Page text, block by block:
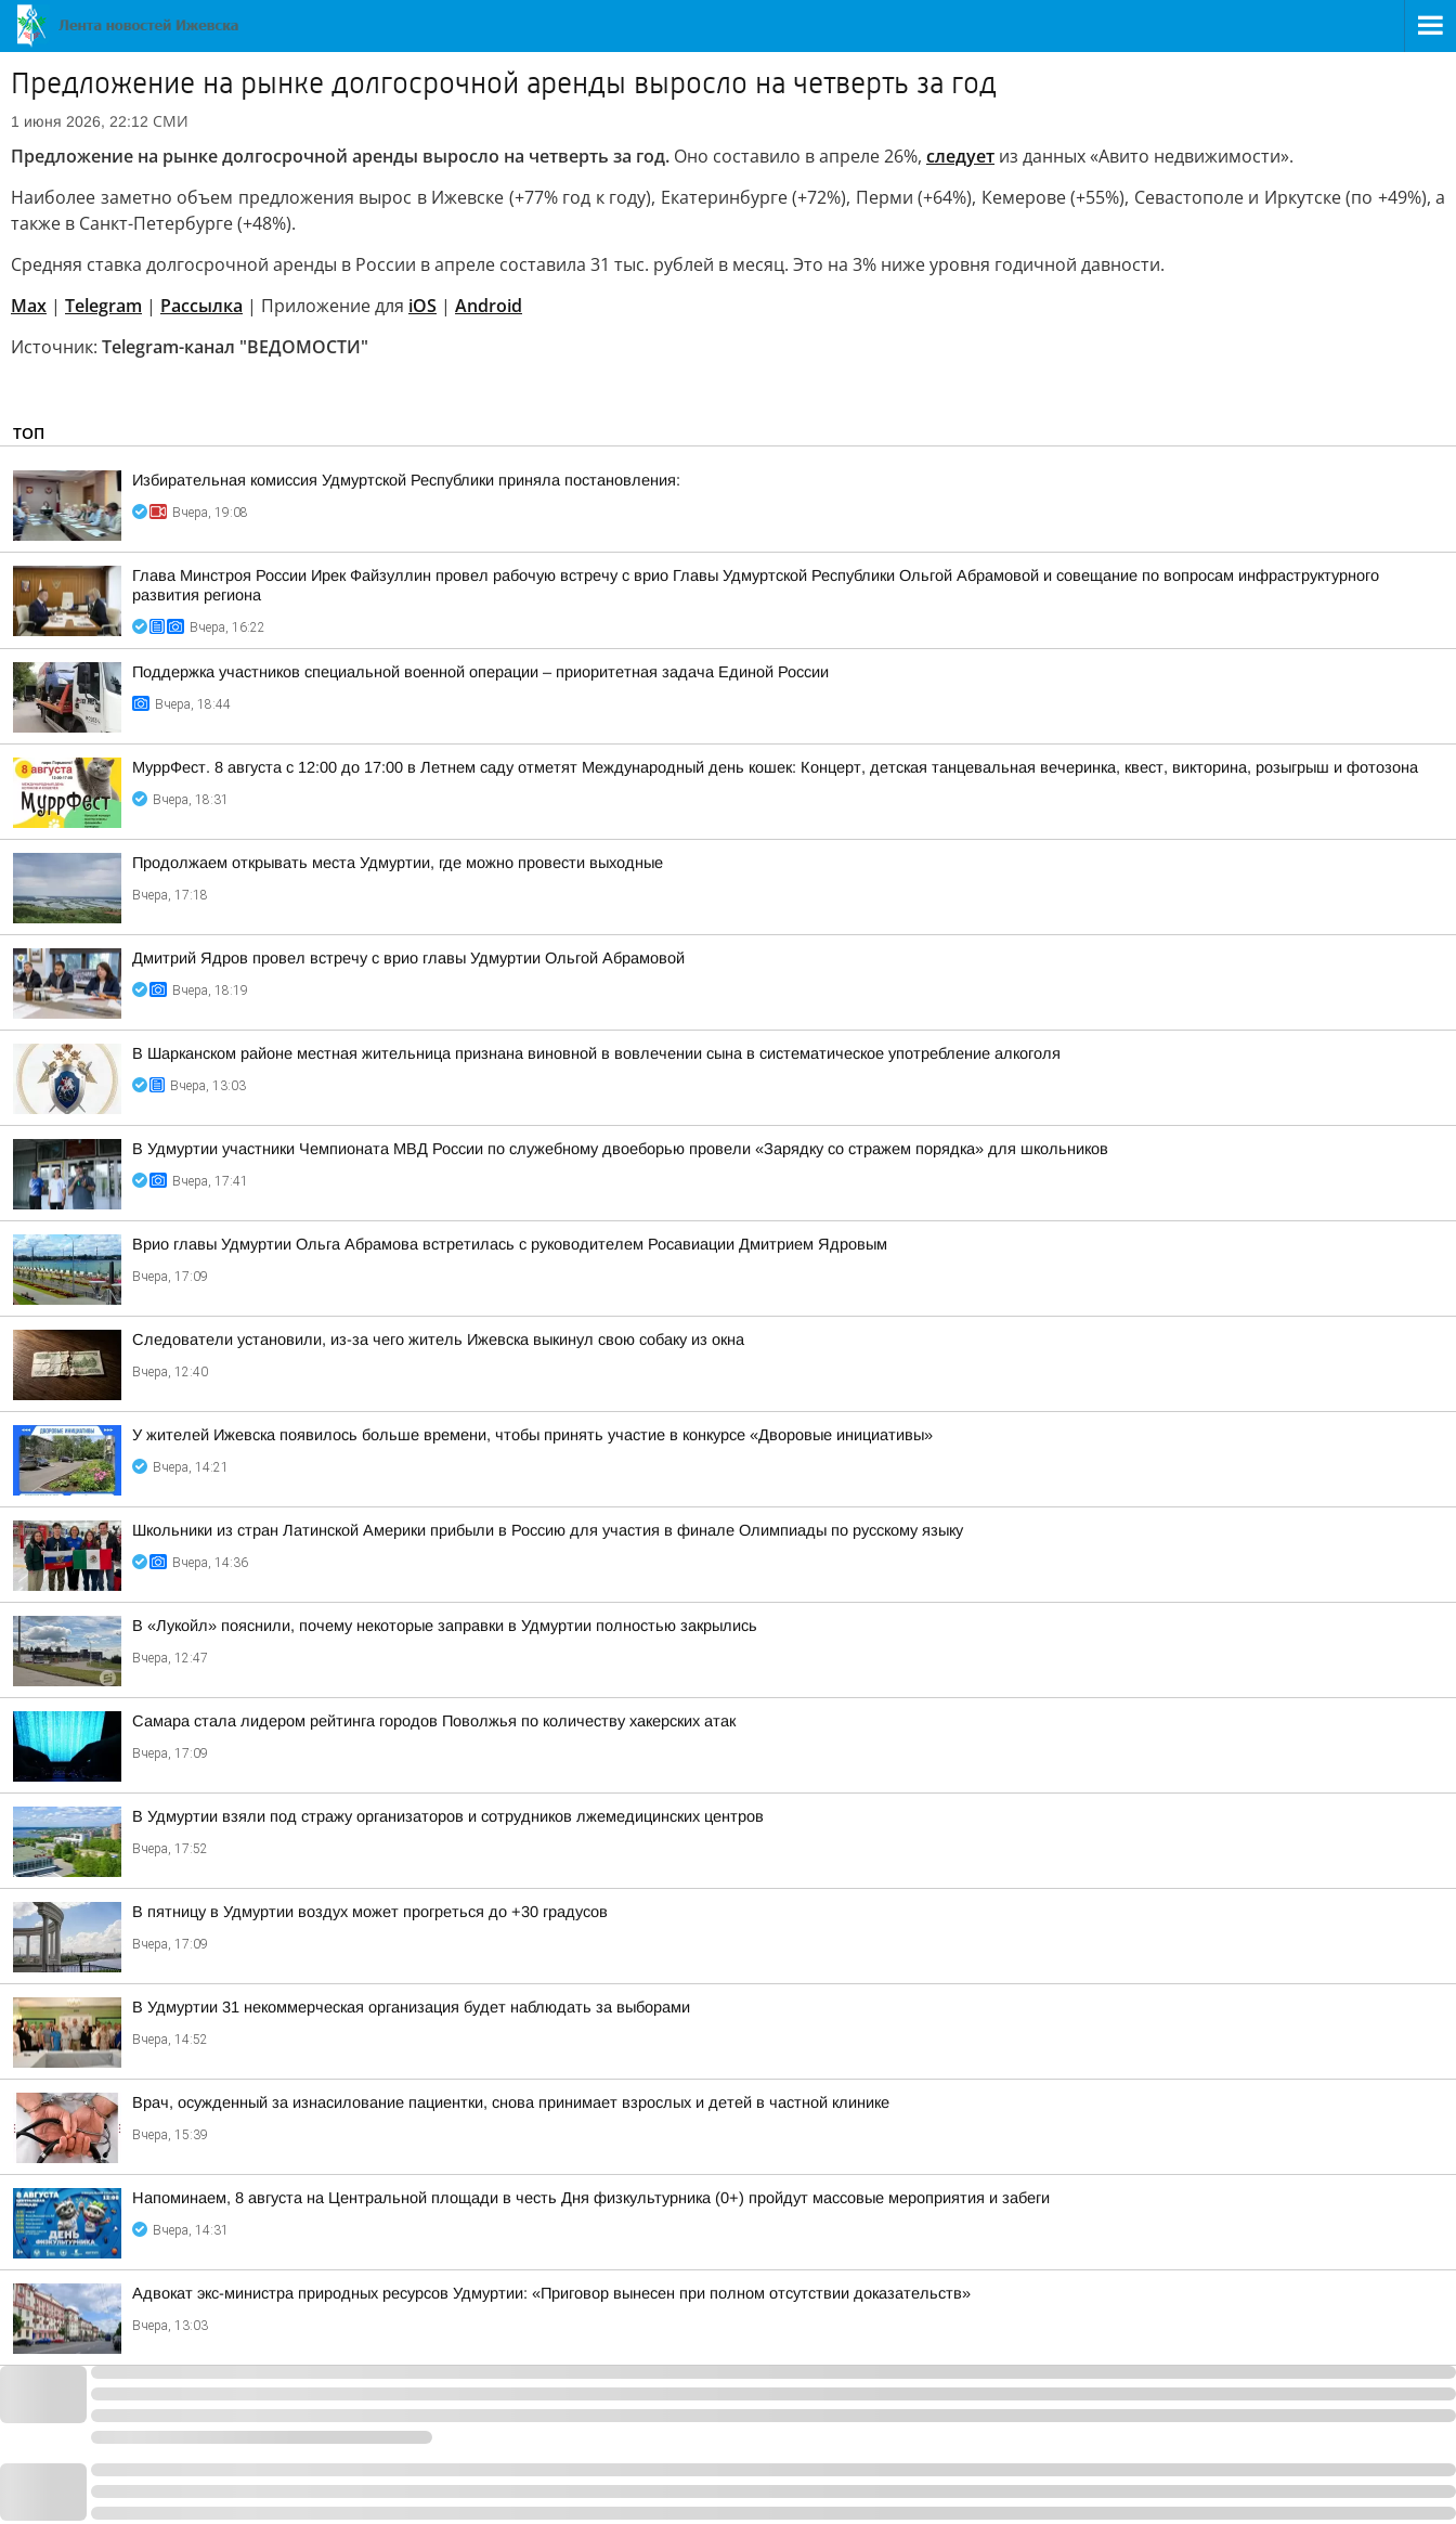
Предложение на рынке долгосрочной аренды выросло на четверть за год
1 июня 2026, 22:12 СМИ
Предложение на рынке долгосрочной аренды выросло на четверть за год. Оно составило в апреле 26%, следует из данных «Авито недвижимости».
Наиболее заметно объем предложения вырос в Ижевске (+77% год к году), Екатеринбурге (+72%), Перми (+64%), Кемерове (+55%), Севастополе и Иркутске (по +49%), а
также в Санкт-Петербурге (+48%).
Средняя ставка долгосрочной аренды в России в апреле составила 31 тыс. рублей в месяц. Это на 3% ниже уровня годичной давности.
Max | Telegram | Рассылка | Приложение для iOS | Android
Источник: Telegram-канал "ВЕДОМОСТИ"
ТОП
Избирательная комиссия Удмуртской Республики приняла постановления:
Вчера, 19:08
Глава Минстроя России Ирек Файзуллин провел рабочую встречу с врио Главы Удмуртской Республики Ольгой Абрамовой и совещание по вопросам инфраструктурного
развития региона
Вчера, 16:22
Поддержка участников специальной военной операции – приоритетная задача Единой России
Вчера, 18:44
МуррФест. 8 августа с 12:00 до 17:00 в Летнем саду отметят Международный день кошек: Концерт, детская танцевальная вечеринка, квест, викторина, розыгрыш и фотозона
Вчера, 18:31
Продолжаем открывать места Удмуртии, где можно провести выходные
Вчера, 17:18
Дмитрий Ядров провел встречу с врио главы Удмуртии Ольгой Абрамовой
Вчера, 18:19
В Шарканском районе местная жительница признана виновной в вовлечении сына в систематическое употребление алкоголя
Вчера, 13:03
В Удмуртии участники Чемпионата МВД России по служебному двоеборью провели «Зарядку со стражем порядка» для школьников
Вчера, 17:41
Врио главы Удмуртии Ольга Абрамова встретилась с руководителем Росавиации Дмитрием Ядровым
Вчера, 17:09
Следователи установили, из-за чего житель Ижевска выкинул свою собаку из окна
Вчера, 12:40
У жителей Ижевска появилось больше времени, чтобы принять участие в конкурсе «Дворовые инициативы»
Вчера, 14:21
Школьники из стран Латинской Америки прибыли в Россию для участия в финале Олимпиады по русскому языку
Вчера, 14:36
В «Лукойл» пояснили, почему некоторые заправки в Удмуртии полностью закрылись
Вчера, 12:47
Самара стала лидером рейтинга городов Поволжья по количеству хакерских атак
Вчера, 17:09
В Удмуртии взяли под стражу организаторов и сотрудников лжемедицинских центров
Вчера, 17:52
В пятницу в Удмуртии воздух может прогреться до +30 градусов
Вчера, 17:09
В Удмуртии 31 некоммерческая организация будет наблюдать за выборами
Вчера, 14:52
Врач, осужденный за изнасилование пациентки, снова принимает взрослых и детей в частной клинике
Вчера, 15:39
Напоминаем, 8 августа на Центральной площади в честь Дня физкультурника (0+) пройдут массовые мероприятия и забеги
Вчера, 14:31
Адвокат экс-министра природных ресурсов Удмуртии: «Приговор вынесен при полном отсутствии доказательств»
Вчера, 13:03